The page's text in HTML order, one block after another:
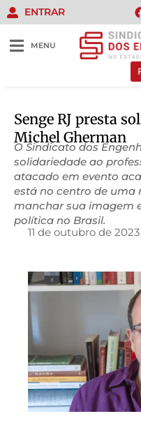
ENTRAR
MENU
Senge RJ presta
Michel Gherman
O Sindicato dos
solidariedade ao
atacado em evento
está no centro de uma
manchar sua imagem
política no Brasil.
11 de outubro de 2023